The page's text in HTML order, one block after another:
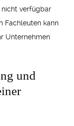
verfügbar
Fachleuten kann
Unternehmen
und